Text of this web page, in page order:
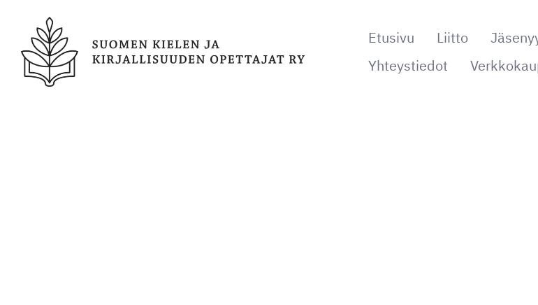
sivun
sisältöön
Suomen kielen ja kirjallisuuden opettajat ry
Etusivu Liitto
Yhteystiedot